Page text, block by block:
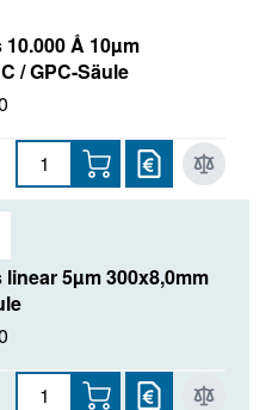
Å 10µm
/ GPC-Säule
linear 5µm 300x8,0mm